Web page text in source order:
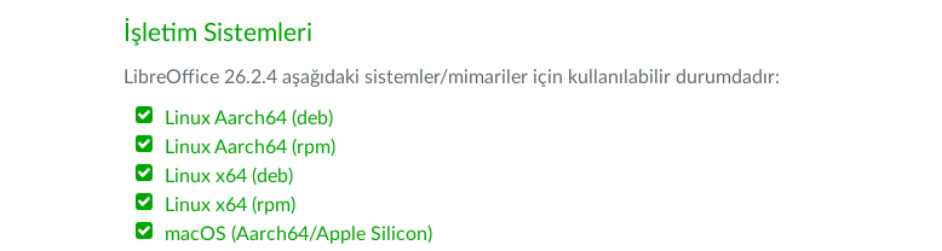
İşletim Sistemleri
LibreOffice 26.2.4 aşağıdaki sistemler/mimariler için kullanılabilir durumdadır:
Linux Aarch64 (deb)
Linux Aarch64 (rpm)
Linux x64 (deb)
Linux x64 (rpm)
macOS (Aarch64/Apple Silicon)